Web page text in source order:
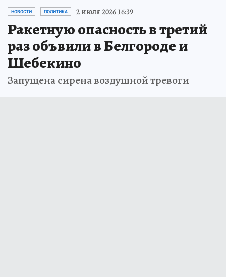
НОВОСТИ ПОЛИТИКА 2 июля 2026 16:39
Ракетную опасность в третий
раз объвили в Белгороде и
Шебекино
Запущена сирена воздушной тревоги